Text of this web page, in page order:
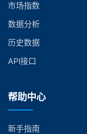
市场指数
数据分析
历史数据
API接口
帮助中心
新手指南